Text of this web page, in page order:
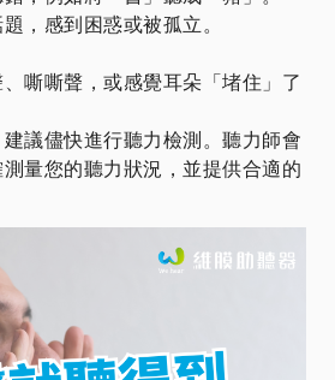
，感到困惑或被孤立。
嘶嘶聲，或感覺耳朵「堵住」了
議儘快進行聽力檢測。聽力師會
量您的聽力狀況，並提供合適的